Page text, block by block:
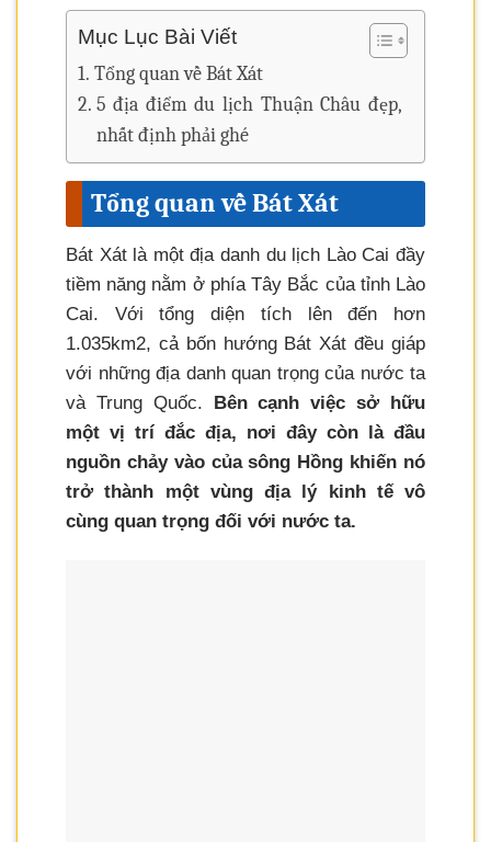
Mục Lục Bài Viết
Tổng quan về Bát Xát
5 địa điểm du lịch Thuận Châu đẹp,
nhất định phải ghé
Tổng quan về Bát Xát
Bát Xát là một địa danh du lịch Lào Cai đầy
tiềm năng nằm ở phía Tây Bắc của tỉnh Lào
Cai. Với tổng diện tích lên đến hơn
1.035km2, cả bốn hướng Bát Xát đều giáp
với những địa danh quan trọng của nước ta
và Trung Quốc. Bên cạnh việc sở hữu
một vị trí đắc địa, nơi đây còn là đầu
nguồn chảy vào của sông Hồng khiến nó
trở thành một vùng địa lý kinh tế vô
cùng quan trọng đối với nước ta.